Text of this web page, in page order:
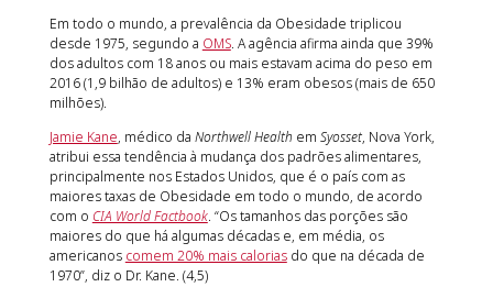
Em todo o mundo, a prevalência da Obesidade triplicou
desde 1975, segundo a OMS. A agência afirma ainda que 39%
dos adultos com 18 anos ou mais estavam acima do peso em
2016 (1,9 bilhão de adultos) e 13% eram obesos (mais de 650
milhões).
Jamie Kane, médico da Northwell Health em Syosset, Nova York,
atribui essa tendência à mudança dos padrões alimentares,
principalmente nos Estados Unidos, que é o país com as
maiores taxas de Obesidade em todo o mundo, de acordo
com o CIA World Factbook. “Os tamanhos das porções são
maiores do que há algumas décadas e, em média, os
americanos comem 20% mais caloriasdo que na década de
1970”, diz o Dr. Kane. (4,5)